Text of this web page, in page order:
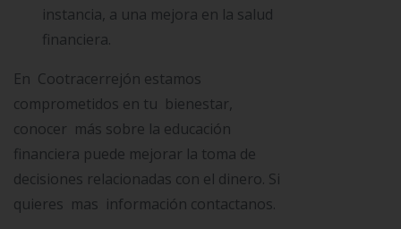
instancia, a una mejora en la salud
financiera.
En Cootracerrejón estamos
comprometidos en tu bienestar,
conocer más sobre la educación
financiera puede mejorar la toma de
decisiones relacionadas con el dinero. Si
quieres mas información contactanos.